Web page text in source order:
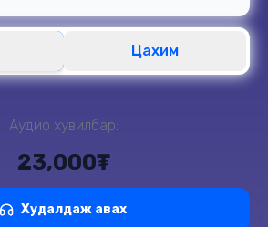
Цахим
Аудио хувилбар:
23,000₮
Худалдаж авах